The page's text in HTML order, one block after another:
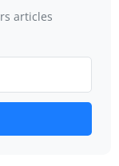
articles